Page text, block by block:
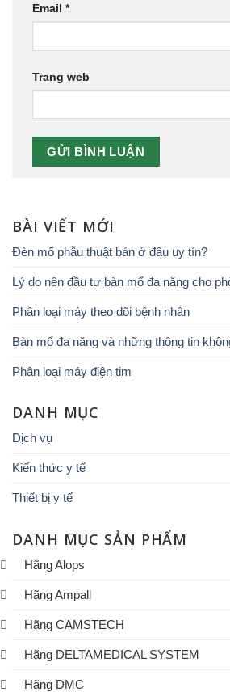
Email *
Trang web
BÀI VIẾT MỚI
Đèn mổ phẫu thuật bán ở đâu uy tín?
Lý do nên đầu tư bàn mổ đa năng cho
Phân loại máy theo dõi bệnh nhân
Bàn mổ đa năng và những thông tin
Phân loại máy điện tim
DANH MỤC
Dịch vụ
Kiến thức y tế
Thiết bị y tế
DANH MỤC SẢN PHẨM
Hãng Alops
Hãng Ampall
Hãng CAMSTECH
Hãng DELTAMEDICAL SYSTEM
Hãng DMC